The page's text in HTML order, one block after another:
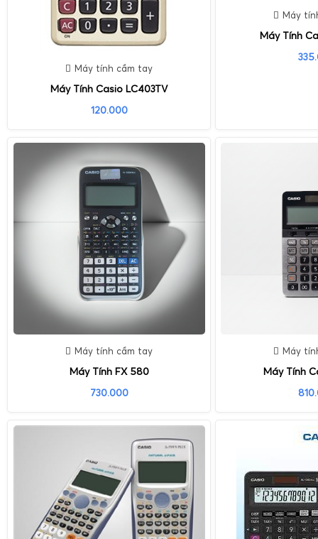
Máy tính cầm tay
Máy Tính Casio LC403TV
120.000
Máy
Máy Tính
Máy tính cầm tay
Máy Tính FX 580
730.000
Máy
Máy Tính